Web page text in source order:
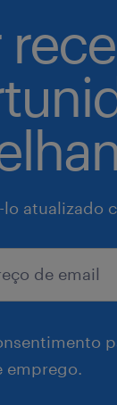
atualizado
emprego.